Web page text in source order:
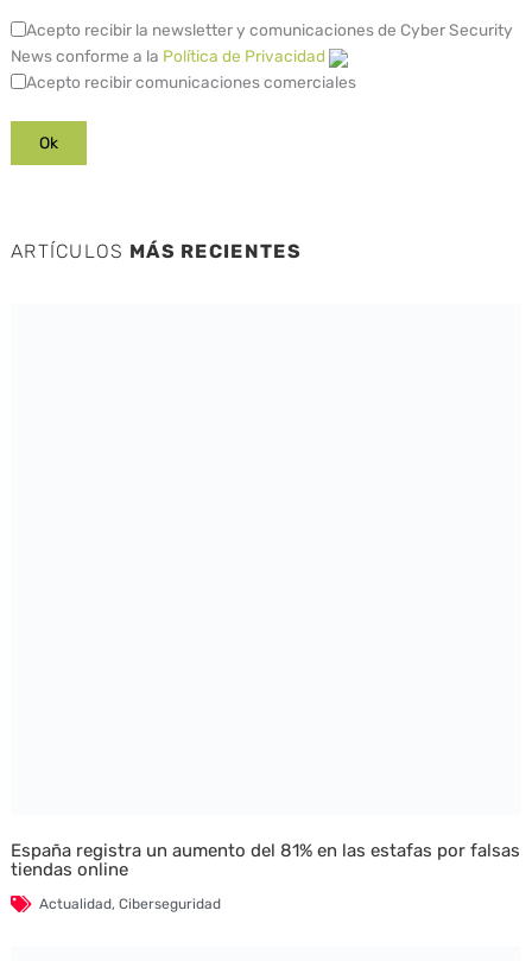
Acepto recibir la newsletter y comunicaciones de Cyber Security
News conforme a la Política de Privacidad
Acepto recibir comunicaciones comerciales
ARTÍCULOS MÁS RECIENTES
España registra un aumento del 81% en las estafas por falsas
tiendas online
Actualidad, Ciberseguridad